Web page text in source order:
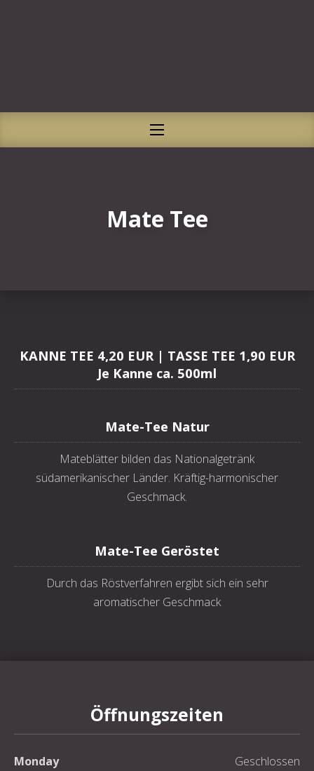
NAVIGATION
Mate Tee
KANNE TEE 4,20 EUR | TASSE TEE 1,90 EUR
Je Kanne ca. 500ml
Mate-Tee Natur
Mateblätter bilden das Nationalgetränk
südamerikanischer Länder. Kräftig-harmonischer
Geschmack.
Mate-Tee Geröstet
Durch das Röstverfahren ergibt sich ein sehr
aromatischer Geschmack
Öffnungszeiten
Monday
Geschlossen